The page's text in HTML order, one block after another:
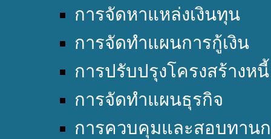
การจัดหาแหล่งเงินทุน
การจัดทำแผนการกู้เงิน
การปรับปรุงโครงสร้างหนี้
การจัดทำแผนธุรกิจ
การควบคุมและสอบทาน